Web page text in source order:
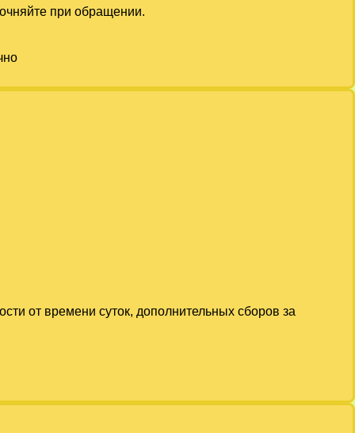
при обращении.
от времени суток, дополнительных сборов за